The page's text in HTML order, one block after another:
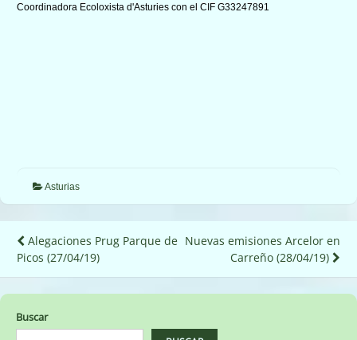
Coordinadora Ecoloxista d'Asturies con el CIF G33247891
Asturias
Navegación
de
entradas
Alegaciones Prug Parque de
Picos (27/04/19)
Nuevas emisiones Arcelor en
Carreño (28/04/19)
Buscar